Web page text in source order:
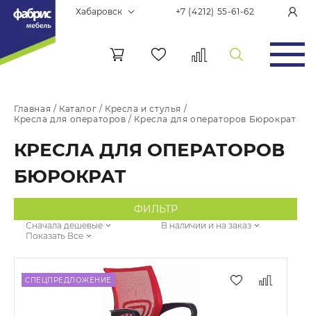
Хабаровск +7 (4212) 55-61-62
Главная / Каталог / Кресла и стулья /
Кресла для операторов / Кресла для операторов Бюрократ
КРЕСЛА ДЛЯ ОПЕРАТОРОВ
БЮРОКРАТ
ФИЛЬТР
Сначала дешевые
В наличии и на заказ
Показать Все
СПЕЦПРЕДЛОЖЕНИЕ